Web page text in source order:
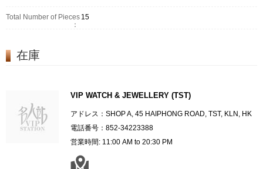
Total Number of Pieces
：
15
在庫
VIP WATCH & JEWELLERY (TST)
アドレス：SHOP A, 45 HAIPHONG ROAD, TST, KLN, HK
電話番号：852-34223388
営業時間: 11:00 AM to 20:30 PM